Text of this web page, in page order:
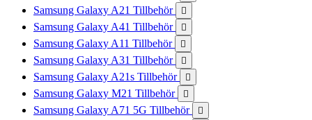
Samsung Galaxy A21 Tillbehör 
Samsung Galaxy A41 Tillbehör 
Samsung Galaxy A11 Tillbehör 
Samsung Galaxy A31 Tillbehör 
Samsung Galaxy A21s Tillbehör 
Samsung Galaxy M21 Tillbehör 
Samsung Galaxy A71 5G Tillbehör 